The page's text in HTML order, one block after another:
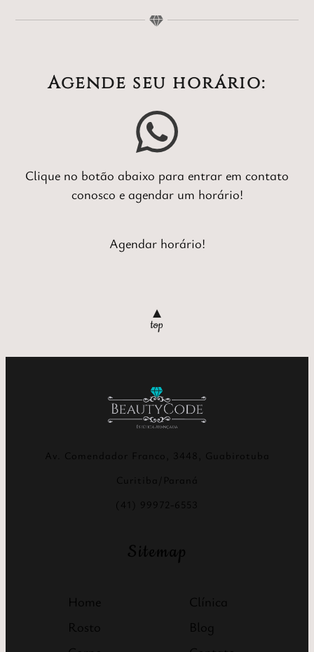
Agende seu horário:
Clique no botão abaixo para entrar em contato
conosco e agendar um horário!
Agendar horário!
▲
Av. Comendador Franco, 3448, Guabirotuba
Curitiba/Paraná
(41) 99972-6553
Sitemap
Home
Rosto
Clínica
Blog